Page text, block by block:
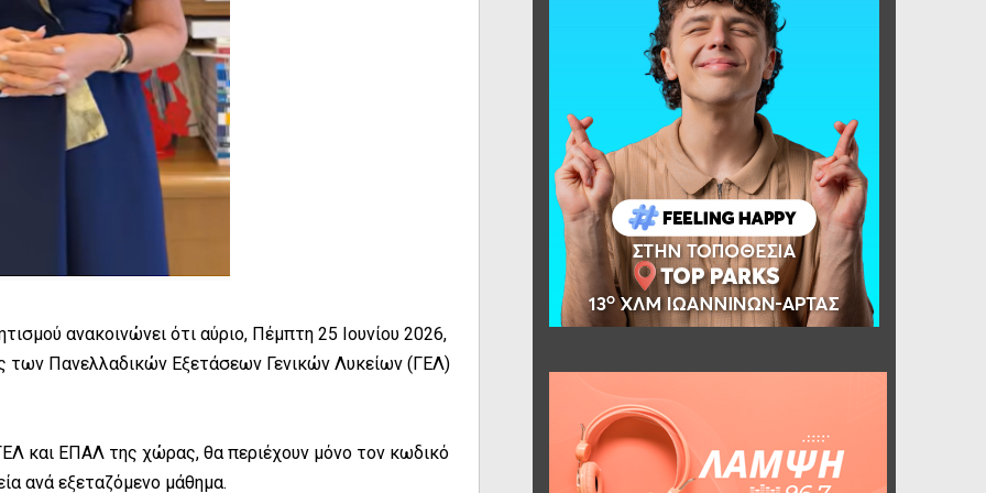
ανακοινώνει ότι αύριο, Πέμπτη 25 Ιουνίου 2026,
των Πανελλαδικών Εξετάσεων Γενικών Λυκείων (ΓΕΛ)
και ΕΠΑΛ της χώρας, θα περιέχουν μόνο τον κωδικό
ανά εξεταζόμενο μάθημα.